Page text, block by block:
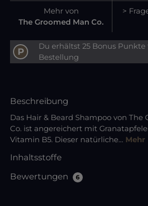
Mehr von
The Groomed Man Co.
>
P
Du erhältst 25 Bonus Punkte
Bestellung
Beschreibung
Das Hair & Beard Shampoo von The
Co. ist angereichert mit
Vitamin B5. Dieser natürliche… Mehr
Inhaltsstoffe
Bewertungen
6